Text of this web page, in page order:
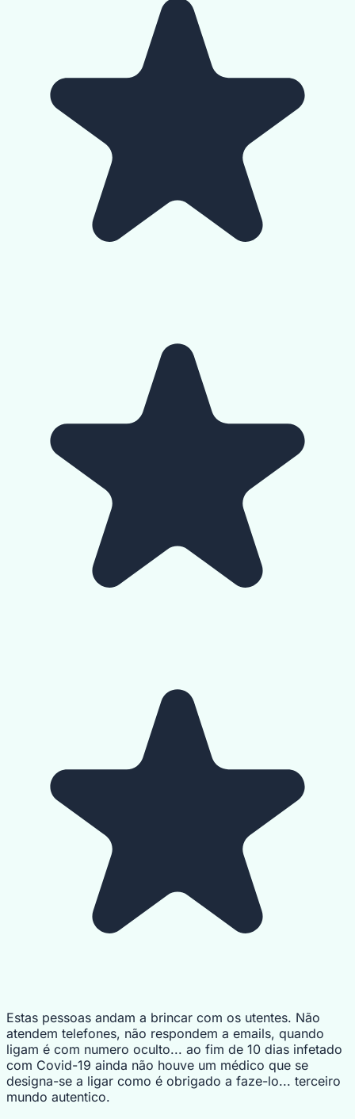
Estas pessoas andam a brincar com os utentes. Não
atendem telefones, não respondem a emails, quando
ligam é com numero oculto... ao fim de 10 dias infetado
com Covid-19 ainda não houve um médico que se
designa-se a ligar como é obrigado a faze-lo... terceiro
mundo autentico.